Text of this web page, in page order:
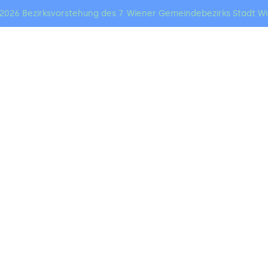
Bezirksvorstehung des 7. Wiener Gemeindebezirks Stadt